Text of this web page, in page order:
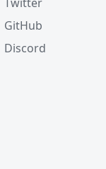
GitHub
Discord